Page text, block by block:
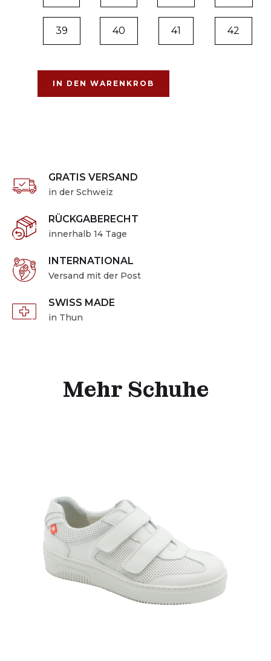
39 40 41 42
GRATIS VERSAND
in der Schweiz
RÜCKGABERECHT
innerhalb 14 Tage
INTERNATIONAL
Versand mit der Post
SWISS MADE
in Thun
Mehr Schuhe